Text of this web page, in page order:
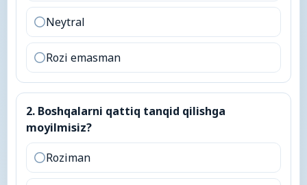
Neytral
Rozi emasman
2. Boshqalarni qattiq tanqid qilishga moyilmisiz?
2. Boshqalarni qattiq tanqid qilishga
moyilmisiz?
Roziman